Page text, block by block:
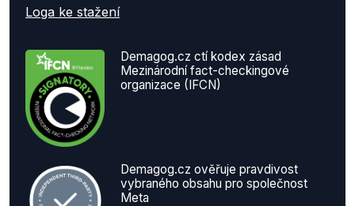
Loga ke stažení
Demagog.cz ctí kodex zásad
Mezinárodní fact-checkingové
organizace (IFCN)
Demagog.cz ověřuje pravdivost
vybraného obsahu pro společnost
Meta